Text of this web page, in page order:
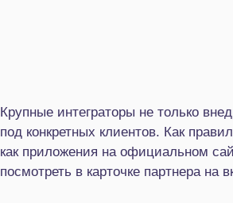
Крупные интеграторы не только
под конкретных клиентов. Как
как приложения на официальном
посмотреть в карточке партнера на